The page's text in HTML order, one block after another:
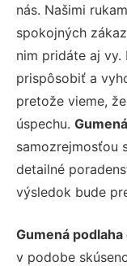
nás. Našimi
spokojných
nim pridáte aj vy.
prispôsobiť a
pretože vieme,
úspechu.
samozrejmosťou
detailné
výsledok bude
Gumená
v podobe